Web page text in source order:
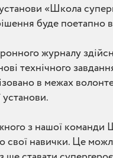
«Школа
буде поетапно
журналу
технічного
в межах
з нашої команди
свої навички. Це